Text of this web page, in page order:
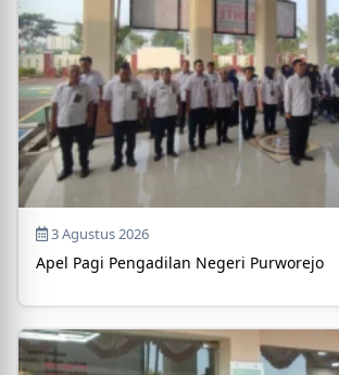
3 Agustus 2026
Apel Pagi Pengadilan Negeri Purworejo